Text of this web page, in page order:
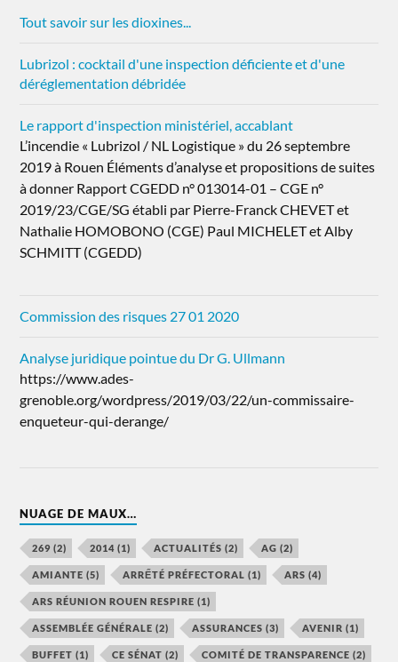
Tout savoir sur les dioxines...
Lubrizol : cocktail d'une inspection déficiente et d'une
déréglementation débridée
Le rapport d'inspection ministériel, accablant
L’incendie « Lubrizol / NL Logistique » du 26 septembre
2019 à Rouen Éléments d’analyse et propositions de suites
à donner Rapport CGEDD n° 013014-01 – CGE n°
2019/23/CGE/SG établi par Pierre-Franck CHEVET et
Nathalie HOMOBONO (CGE) Paul MICHELET et Alby
SCHMITT (CGEDD)
Commission des risques 27 01 2020
Analyse juridique pointue du Dr G. Ullmann
https://www.ades-
grenoble.org/wordpress/2019/03/22/un-commissaire-
enqueteur-qui-derange/
NUAGE DE MAUX…
269 (2) 2014 (1) ACTUALITÉS (2) AG (2)
AMIANTE (5) ARRẾTÉ PRÉFECTORAL (1) ARS (4)
ARS RÉUNION ROUEN RESPIRE (1)
ASSEMBLÉE GÉNÉRALE (2) ASSURANCES (3) AVENIR (1)
BUFFET (1) CE SÉNAT (2) COMITÉ DE TRANSPARENCE (2)